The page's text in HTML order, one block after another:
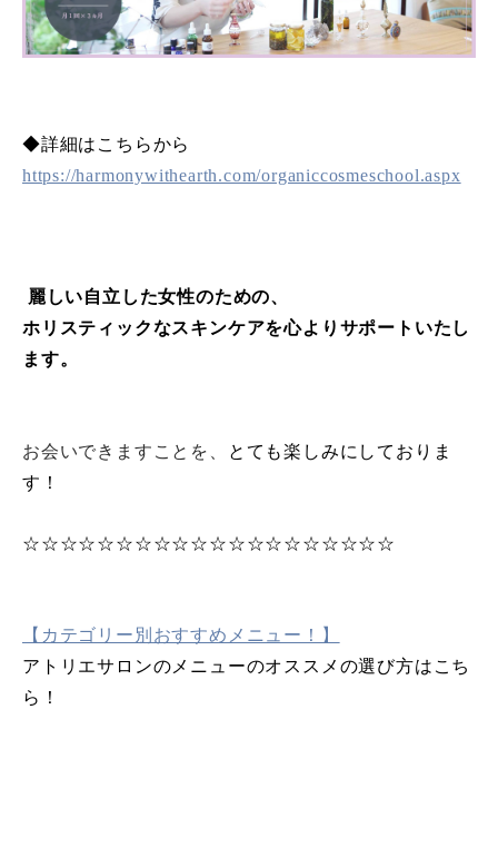
◆詳細はこちらから
https://harmonywithearth.com/organiccosmeschool.aspx
麗しい自立した女性のための、
ホリスティックなスキンケアを心よりサポートいたし
ます。
お会いできますことを、
とても楽しみにしておりま
す！
☆☆☆☆☆☆☆☆☆☆☆☆☆☆☆☆☆☆☆☆
【カテゴリー別おすすめメニュー！】
アトリエサロンのメニューのオススメの選び方はこち
ら！